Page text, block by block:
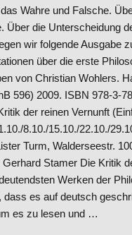
Wahre und Falsche.
Über die Unterscheidung
wir folgende Ausgabe
über die erste
von Christian Wohlers.
596) 2009. ISBN 978-3-
der reinen Vernunft
8.10./15.10./22.10./
Turm, Walderseestr.
Gerhard Stamer Die Kritik
Werken der
dass es auf deutsch
es zu lesen und …